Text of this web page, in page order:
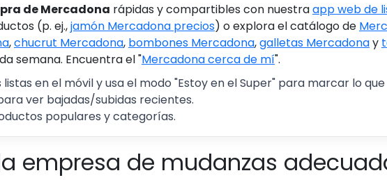
de Mercadona rápidas y compartibles con nuestraapp web de
(p. ej.,jamón Mercadona precios) o explora el catálogo de
,chucrut Mercadona, bombones Mercadona,galletas Mercadonay
semana. Encuentra el "Mercadona cerca de mí".
en el móvil y usa el modo "Estoy en el Super" para marcar lo
ver bajadas/subidas recientes.
populares y categorías.
empresa de mudanzas